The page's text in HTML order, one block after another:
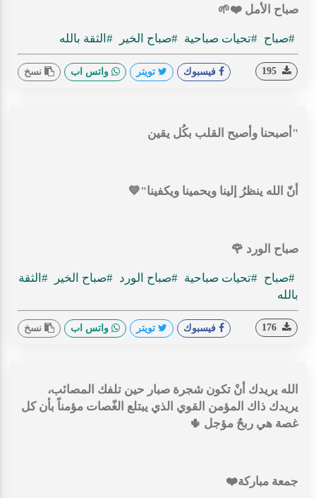
صباح الأمل ⁦❤️⁩🌱
#صباح #تحيات صباحية #صباح الخير #الثقة بالله
فيسبوك تويتر واتس اب نسخ
"أصبحنا وأصبح القلب بكُل يقين
أنّ الله ينظرُ إلينا ويحمينا ويكفينا"💙
صباح الورد 🌹
#صباح #تحيات صباحية #صباح الورد #صباح الخير
#الثقة
بالله
فيسبوك تويتر واتس اب نسخ
‏الله يريدك أنْ تكون شجرة صبار حين تلفك المصائب،
يريدك ذاك المؤمن القوي الذي يبتلع الغّصات مؤمناً بأن كل
غصة هي ربحٌ مؤجل 🌵
جمعة مباركة⁦ ❤️⁩